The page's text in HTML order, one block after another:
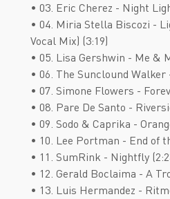
• 03. Eric Cherez - Night
• 04. Miria Stella Biscozi -
Vocal Mix) (3:19)
• 05. Lisa Gershwin - Me &
• 06. The Sunclound
• 07. Simone Flowers -
• 08. Pare De Santo -
• 09. Sodo & Caprika -
• 10. Lee Portman - End of
• 11. SumRink - Nightfly
• 12. Gerald Boclaima - A
• 13. Luis Hermandez -